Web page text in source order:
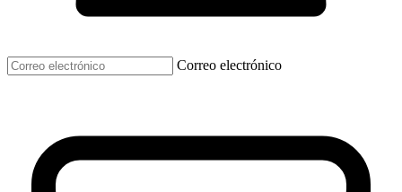
Correo electrónico